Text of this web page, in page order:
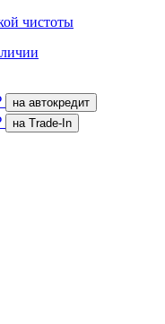
чистоты
на автокредит
на Trade-In